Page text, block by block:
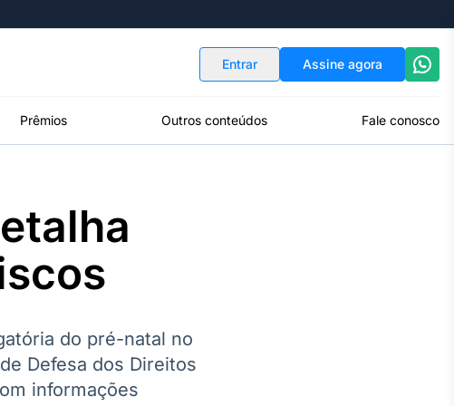
Entrar Assine agora
Prêmios Outros conteúdos Fale conosco
do pré-natal no
Defesa dos Direitos
informações